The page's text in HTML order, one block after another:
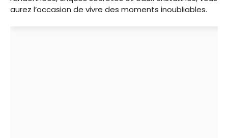
aurez l’occasion de vivre des moments inoubliables.